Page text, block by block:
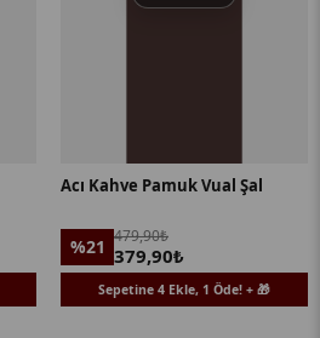
Acı Kahve Pamuk Vual Şal
%21 479,90₺
379,90₺
Sepetine 4 Ekle, 1 Öde! + 🎁